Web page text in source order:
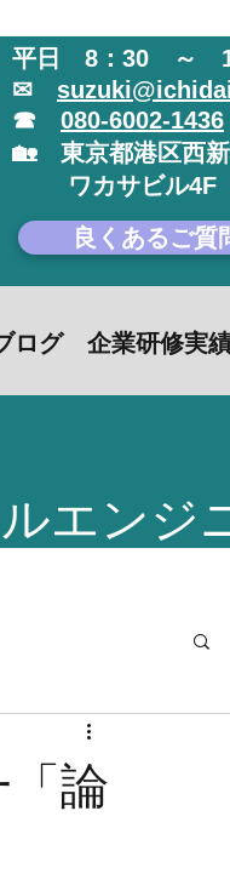
平日 8：30 ～
✉
☎ 080-6002-1436
🏡 東京都港区西
​ ワカサビル4F
良くあるご質
ログ 企業研修実
エンジ
論